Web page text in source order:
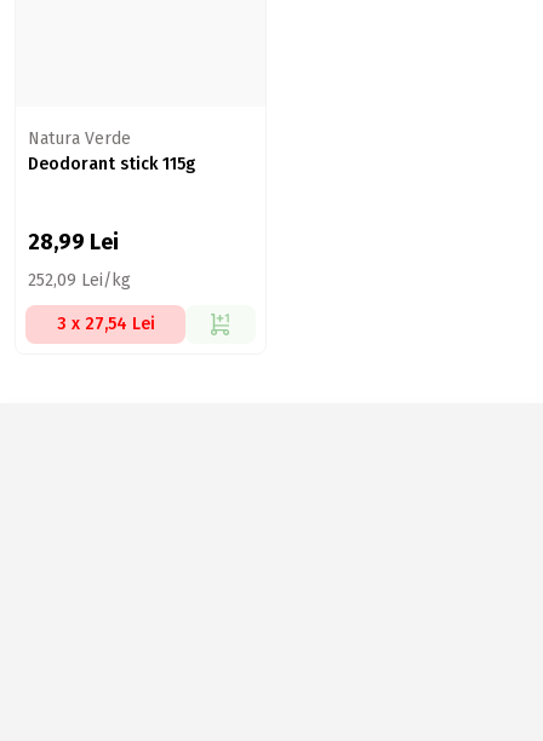
Natura Verde
Deodorant stick 115g
28,99 Lei
252,09 Lei/kg
3 x 27,54 Lei